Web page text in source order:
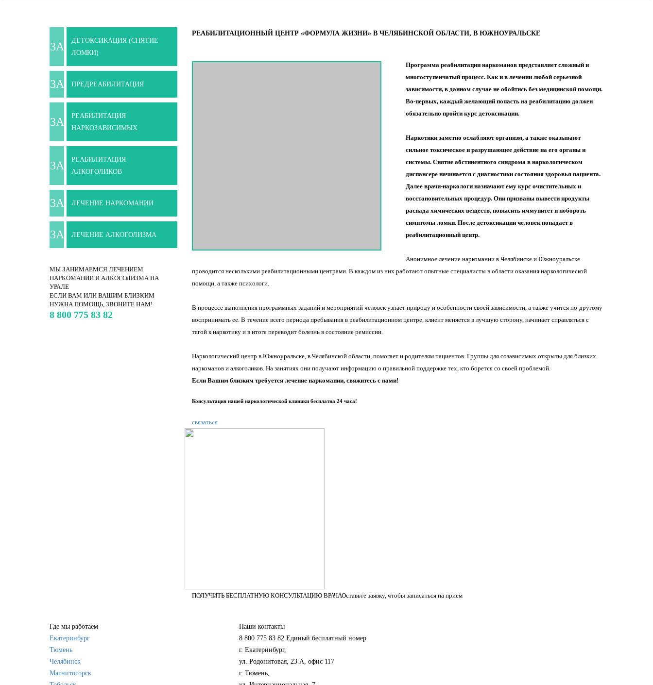
ДЕТОКСИКАЦИЯ (СНЯТИЕ
ЛОМКИ)
ПРЕДРЕАБИЛИТАЦИЯ
РЕАБИЛИТАЦИЯ
НАРКОЗАВИСИМЫХ
РЕАБИЛИТАЦИЯ
АЛКОГОЛИКОВ
ЛЕЧЕНИЕ НАРКОМАНИИ
ЛЕЧЕНИЕ АЛКОГОЛИЗМА
МЫ ЗАНИМАЕМСЯ ЛЕЧЕНИЕМ
НАРКОМАНИИ И АЛКОГОЛИЗМА НА
УРАЛЕ
ЕСЛИ ВАМ ИЛИ ВАШИМ БЛИЗКИМ
НУЖНА ПОМОЩЬ, ЗВОНИТЕ НАМ!
8 800 775 83 82
РЕАБИЛИТАЦИОННЫЙ ЦЕНТР «ФОРМУЛА ЖИЗНИ» В ЧЕЛЯБИНСКОЙ ОБЛАСТИ, В ЮЖНОУРАЛЬСКЕ
Программа реабилитации наркоманов представляет сложный и
многоступенчатый процесс. Как и в лечении любой серьезной
зависимости, в данном случае не обойтись без медицинской помощи.
Во-первых, каждый желающий попасть на реабилитацию должен
обязательно пройти курс детоксикации.
Наркотики заметно ослабляют организм, а также оказывают
сильное токсическое и разрушающее действие на его органы и
системы. Снятие абстинентного синдрома в наркологическом
диспансере начинается с диагностики состояния здоровья пациента.
Далее врачи-наркологи назначают ему курс очистительных и
восстановительных процедур. Они призваны вывести продукты
распада химических веществ, повысить иммунитет и побороть
симптомы ломки. После детоксикации человек попадает в
реабилитационный центр.
Анонимное лечение наркомании в Челябинске и Южноуральске
проводится несколькими реабилитационными центрами. В каждом из них работают опытные специалисты в области оказания наркологической
помощи, а также психологи.
В процессе выполнения программных заданий и мероприятий человек узнает природу и особенности своей зависимости, а также учится по-другому
воспринимать ее. В течение всего периода пребывания в реабилитационном центре, клиент меняется в лучшую сторону, начинает справляться с
тягой к наркотику и в итоге переводит болезнь в состояние ремиссии.
Наркологический центр в Южноуральске, в Челябинской области, помогает и родителям пациентов. Группы для созависимых открыты для близких
наркоманов и алкоголиков. На занятиях они получают информацию о правильной поддержке тех, кто борется со своей проблемой.
Если Вашим близким требуется лечение наркомании, свяжитесь с нами!
Консультация нашей наркологической клиники бесплатна 24 часа!
связаться
ПОЛУЧИТЬ БЕСПЛАТНУЮ КОНСУЛЬТАЦИЮ ВРАЧАОставьте заявку, чтобы записаться на прием
Где мы работаем
Екатеринбург
Тюмень
Челябинск
Магнитогорск
Наши контакты
8 800 775 83 82 Единый бесплатный номер
г. Екатеринбург,
ул. Родонитовая, 23 А, офис 117
г. Тюмень,